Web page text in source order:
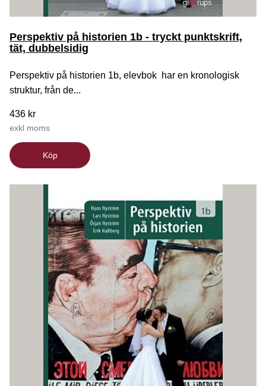
Perspektiv på historien 1b - tryckt punktskrift,
tät, dubbelsidig
Perspektiv på historien 1b, elevbok har en kronologisk
struktur, från de...
436 kr
exkl moms
Köp